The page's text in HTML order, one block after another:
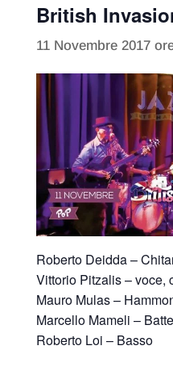
British
11 Novembre 2017
Roberto Deidda –
Vittorio Pitzalis – voce,
Mauro Mulas –
Marcello Mameli –
Roberto Loi – Basso